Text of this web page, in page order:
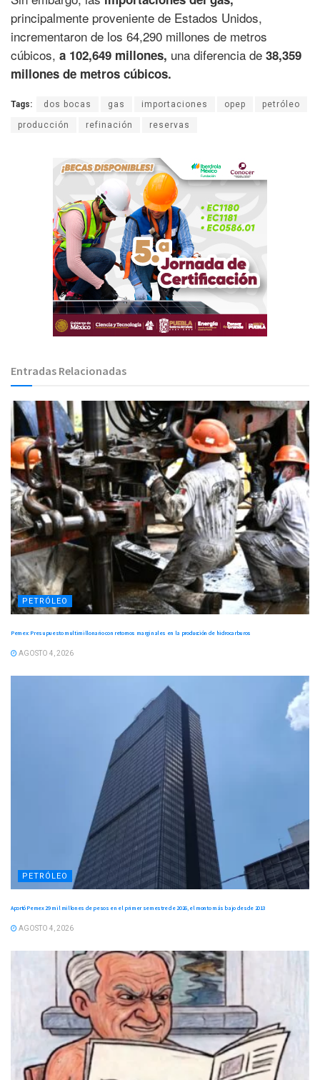
principalmente proveniente de Estados Unidos,
incrementaron de los 64,290 millones de metros
cúbicos, a 102,649 millones, una diferencia de 38,359
millones de metros cúbicos.
Tags: dos bocas gas importaciones opep petróleo
producción refinación reservas
Entradas Relacionadas
PETRÓLEO
Pemex: Presupuesto multimillonario con retornos marginales en la producción de hidrocarburos
AGOSTO 4, 2026
PETRÓLEO
Aportó Pemex 29 mil millones de pesos en el primer semestre de 2026, el monto más bajo desde 2013
AGOSTO 4, 2026